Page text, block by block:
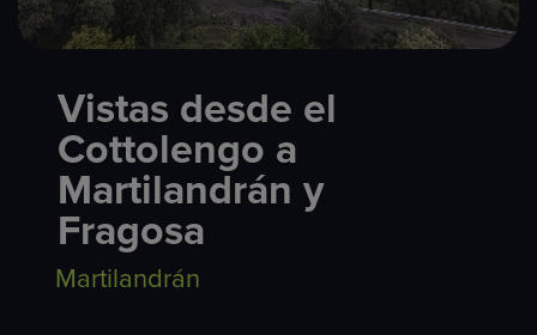
Vistas desde el
Cottolengo a
Martilandrán y
Fragosa
Martilandrán